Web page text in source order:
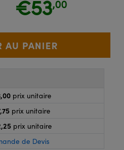
Selector
the plus and minus buttons to
€53,00
prix unitaire
prix unitaire
prix unitaire
de Devis